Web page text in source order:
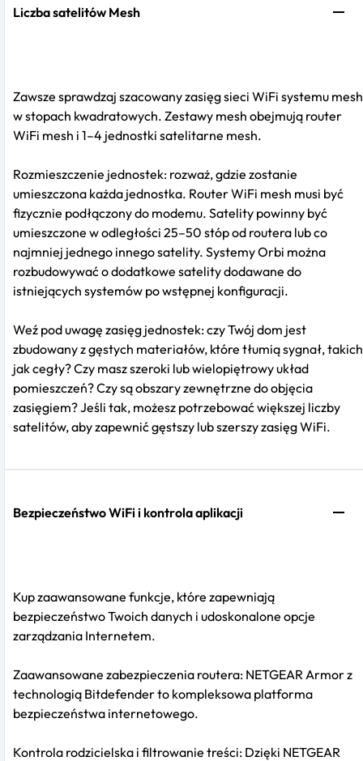
Liczba satelitów Mesh
Zawsze sprawdzaj szacowany zasięg sieci WiFi systemu mesh
w stopach kwadratowych. Zestawy mesh obejmują router
WiFi mesh i 1–4 jednostki satelitarne mesh.
Rozmieszczenie jednostek: rozważ, gdzie zostanie
umieszczona każda jednostka. Router WiFi mesh musi być
fizycznie podłączony do modemu. Satelity powinny być
umieszczone w odległości 25–50 stóp od routera lub co
najmniej jednego innego satelity. Systemy Orbi można
rozbudowywać o dodatkowe satelity dodawane do
istniejących systemów po wstępnej konfiguracji.
Weź pod uwagę zasięg jednostek: czy Twój dom jest
zbudowany z gęstych materiałów, które tłumią sygnał, takich
jak cegły? Czy masz szeroki lub wielopiętrowy układ
pomieszczeń? Czy są obszary zewnętrzne do objęcia
zasięgiem? Jeśli tak, możesz potrzebować większej liczby
satelitów, aby zapewnić gęstszy lub szerszy zasięg WiFi.
Bezpieczeństwo WiFi i kontrola aplikacji
Kup zaawansowane funkcje, które zapewniają
bezpieczeństwo Twoich danych i udoskonalone opcje
zarządzania Internetem.
Zaawansowane zabezpieczenia routera: NETGEAR Armor z
technologią Bitdefender to kompleksowa platforma
bezpieczeństwa internetowego.
Kontrola rodzicielska i filtrowanie treści: Dzięki NETGEAR